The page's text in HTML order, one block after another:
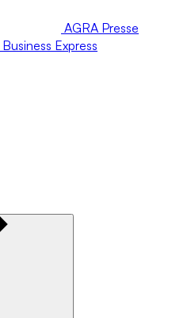
AGRA Presse
Business Express